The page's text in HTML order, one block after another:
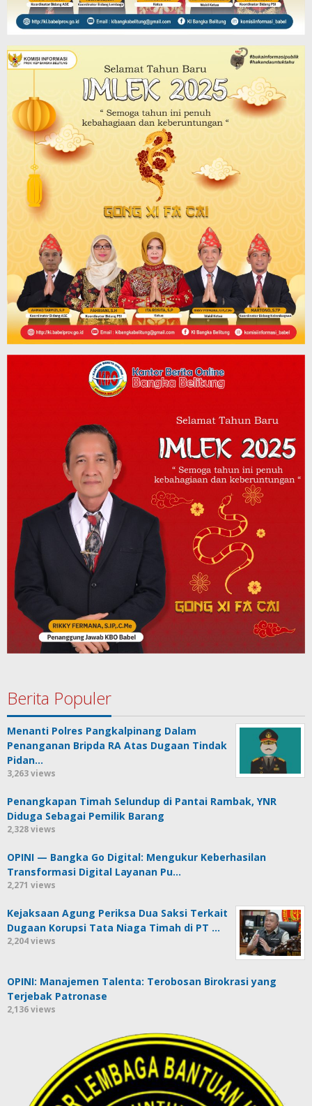
Berita Populer
Menanti Polres Pangkalpinang Dalam
Penanganan Bripda RA Atas Dugaan Tindak
Pidan…
3,263 views
Penangkapan Timah Selundup di Pantai Rambak, YNR
Diduga Sebagai Pemilik Barang
2,328 views
OPINI — Bangka Go Digital: Mengukur Keberhasilan
Transformasi Digital Layanan Pu…
2,271 views
Kejaksaan Agung Periksa Dua Saksi Terkait
Dugaan Korupsi Tata Niaga Timah di PT …
2,204 views
OPINI: Manajemen Talenta: Terobosan Birokrasi yang
Terjebak Patronase
2,136 views